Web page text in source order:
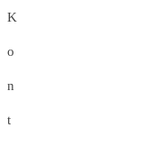
K
o
n
t